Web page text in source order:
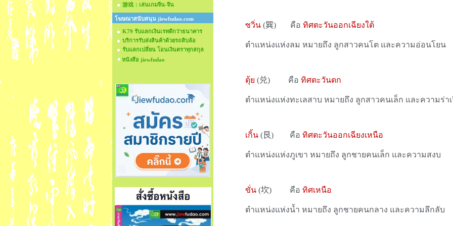
游戏：เล่นเกมจีน-จีน
โฆษณาสนับสนุน jiewfudao.com
K79 รับแลกเงินเรทดีกว่าธนาคาร
บริการรับส่งสินค้าด้วยรถสิบล้อ
รับแลกเปลี่ยน โอนเงินตราทุกสกุล
หนังสือ jiewfudao
ซวิ่น (巽) คือ ทิศตะวันออกเฉียงใต้
ตำแหน่งแห่งลม หมายถึง ลูกสาวคนโต และความอ่อนโยน
ตุ้ย (兑) คือ ทิศตะวันตก
ตำแหน่งแห่งทะเลสาบ หมายถึง ลูกสาวคนเล็ก และความร่าเ
เกิ้น ( 艮) คือ ทิศตะวันออกเฉียงเหนือ
ตำแหน่งแห่งภูเขา หมายถึง ลูกชายคนเล็ก และความสงบ
ขั่น (坎) คือ ทิศเหนือ
ตำแหน่งแห่งน้ำ หมายถึง ลูกชายคนกลาง และความลึกลับ